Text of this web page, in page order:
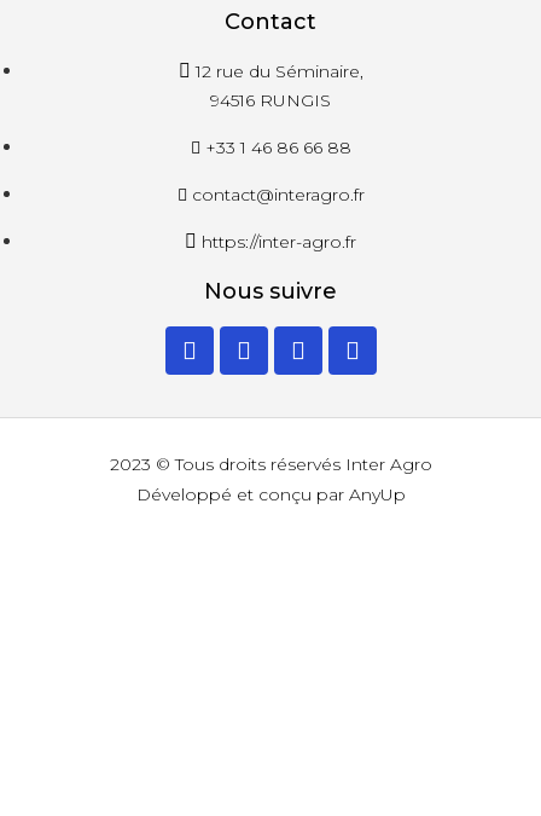
Contact
12 rue du Séminaire,
94516 RUNGIS
+33 1 46 86 66 88
contact@interagro.fr
https://inter-agro.fr
Nous suivre
2023 © Tous droits réservés Inter Agro
Développé et conçu par AnyUp